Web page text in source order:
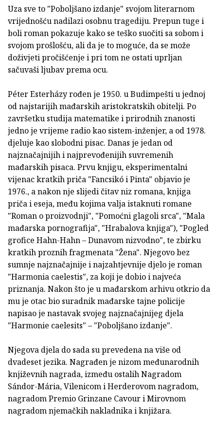
Uza sve to "Poboljšano izdanje" svojom literarnom
vrijednošću nadilazi osobnu tragediju. Prepun tuge i
boli roman pokazuje kako se teško suočiti sa sobom i
svojom prošlošću, ali da je to moguće, da se može
doživjeti pročišćenje i pri tom ne ostati uprljan
sačuvaši ljubav prema ocu.
Péter Esterházy rođen je 1950. u Budimpešti u jednoj
od najstarijih mađarskih aristokratskih obitelji. Po
završetku studija matematike i prirodnih znanosti
jedno je vrijeme radio kao sistem-inženjer, a od 1978.
djeluje kao slobodni pisac. Danas je jedan od
najznačajnijih i najprevođenijih suvremenih
mađarskih pisaca. Prvu knjigu, eksperimentalni
vijenac kratkih priča "Fancsikó i Pinta" objavio je
1976., a nakon nje slijedi čitav niz romana, knjiga
priča i eseja, među kojima valja istaknuti romane
"Roman o proizvodnji", "Pomoćni glagoli srca", "Mala
mađarska pornografija", "Hrabalova knjiga"), "Pogled
grofice Hahn-Hahn – Dunavom nizvodno", te zbirku
kratkih proznih fragmenata "Žena". Njegovo bez
sumnje najznačajnije i najzahtjevnije djelo je roman
"Harmonia caelestis", za koji je dobio i najveća
priznanja. Nakon što je u mađarskom arhivu otkrio da
mu je otac bio suradnik mađarske tajne policije
napisao je nastavak svojeg najznačajnijeg djela
"Harmonie caelesits" – "Poboljšano izdanje".
Njegova djela do sada su prevedena na više od
dvadeset jezika. Nagrađen je nizom međunarodnih
književnih nagrada, između ostalih Nagradom
Sándor-Mária, Vilenicom i Herderovom nagradom,
nagradom Premio Grinzane Cavour i Mirovnom
nagradom njemačkih nakladnika i knjižara.